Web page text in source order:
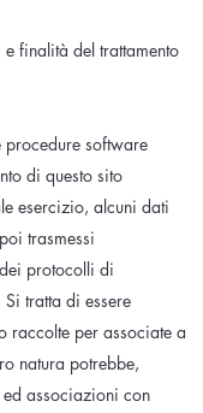
finalità del trattamento
procedure software
di questo sito
esercizio, alcuni dati
trasmessi
protocolli di
tratta di essere
raccolte per associate a
natura potrebbe,
associazioni con